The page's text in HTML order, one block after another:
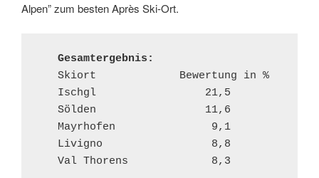
Alpen” zum besten Après Ski-Ort.
   Gesamtergebnis:
   Val Thorens             8,3